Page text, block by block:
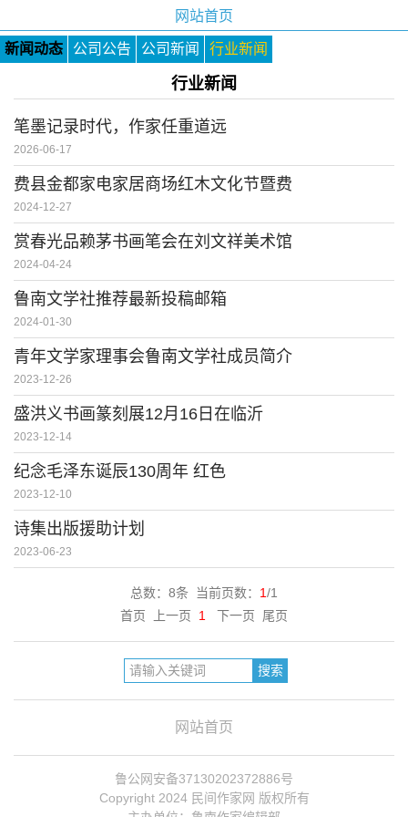
网站首页
新闻动态 公司公告 公司新闻 行业新闻
行业新闻
笔墨记录时代，作家任重道远
2026-06-17
费县金都家电家居商场红木文化节暨费
2024-12-27
赏春光品赖茅书画笔会在刘文祥美术馆
2024-04-24
鲁南文学社推荐最新投稿邮箱
2024-01-30
青年文学家理事会鲁南文学社成员简介
2023-12-26
盛洪义书画篆刻展12月16日在临沂
2023-12-14
纪念毛泽东诞辰130周年 红色
2023-12-10
诗集出版援助计划
2023-06-23
总数：8条 当前页数： 1/1
首页 上一页 1 下一页 尾页
网站首页
鲁公网安备37130202372886号
Copyright 2024 民间作家网 版权所有